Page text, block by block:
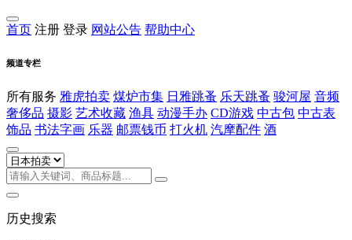
首页 注册 登录 网站公告 帮助中心
频道专栏
所有服务 雅虎拍卖 煤炉市集 日雅跳蚤 乐天跳蚤 骏河屋 音频
奢侈品 摄影 艺术收藏 渔具 动漫手办 CD游戏 中古包 中古表
饰品 书法字画 乐器 邮票钱币 打火机 汽摩配件 酒
历史搜索